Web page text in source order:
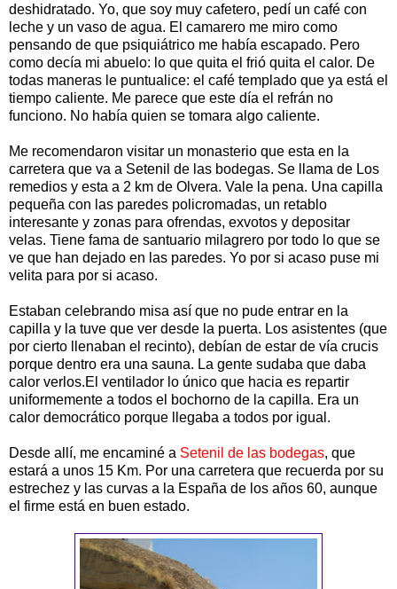
deshidratado. Yo, que soy muy cafetero, pedí un café con
leche y un vaso de agua. El camarero me miro como
pensando de que psiquiátrico me había escapado. Pero
como decía mi abuelo: lo que quita el frió quita el calor. De
todas maneras le puntualice: el café templado que ya está el
tiempo caliente. Me parece que este día el refrán no
funciono. No había quien se tomara algo caliente.
Me recomendaron visitar un monasterio que esta en la
carretera que va a Setenil de las bodegas. Se llama de Los
remedios y esta a 2 km de Olvera. Vale la pena. Una capilla
pequeña con las paredes policromadas, un retablo
interesante y zonas para ofrendas, exvotos y depositar
velas. Tiene fama de santuario milagrero por todo lo que se
ve que han dejado en las paredes. Yo por si acaso puse mi
velita para por si acaso.
Estaban celebrando misa así que no pude entrar en la
capilla y la tuve que ver desde la puerta. Los asistentes (que
por cierto llenaban el recinto), debían de estar de vía crucis
porque dentro era una sauna. La gente sudaba que daba
calor verlos.El ventilador lo único que hacia es repartir
uniformemente a todos el bochorno de la capilla. Era un
calor democrático porque llegaba a todos por igual.
Desde allí, me encaminé a Setenil de las bodegas, que
estará a unos 15 Km. Por una carretera que recuerda por su
estrechez y las curvas a la España de los años 60, aunque
el firme está en buen estado.